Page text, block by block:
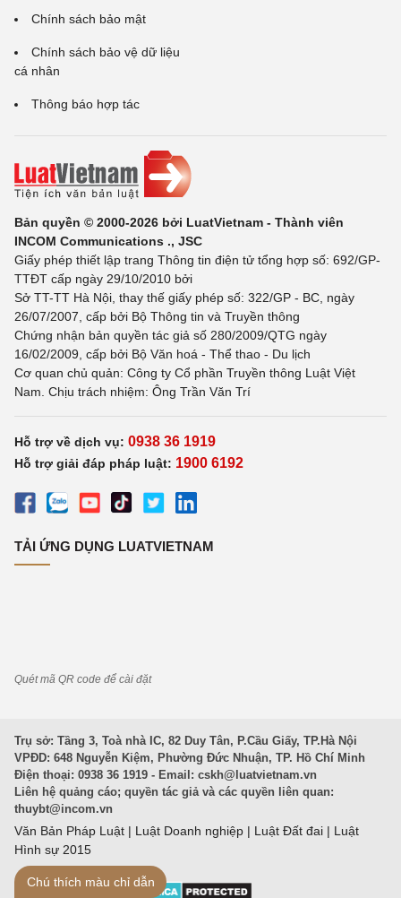
Chính sách bảo mật
Chính sách bảo vệ dữ liệu
cá nhân
Thông báo hợp tác
Bản quyền © 2000-2026 bởi LuatVietnam - Thành viên
INCOM Communications ., JSC
Giấy phép thiết lập trang Thông tin điện tử tổng hợp số: 692/GP-
TTĐT cấp ngày 29/10/2010 bởi
Sở TT-TT Hà Nội, thay thế giấy phép số: 322/GP - BC, ngày
26/07/2007, cấp bởi Bộ Thông tin và Truyền thông
Chứng nhận bản quyền tác giả số 280/2009/QTG ngày
16/02/2009, cấp bởi Bộ Văn hoá - Thể thao - Du lịch
Cơ quan chủ quản: Công ty Cổ phần Truyền thông Luật Việt
Nam. Chịu trách nhiệm: Ông Trần Văn Trí
Hỗ trợ về dịch vụ: 0938 36 1919
Hỗ trợ giải đáp pháp luật: 1900 6192
TẢI ỨNG DỤNG LUATVIETNAM
Quét mã QR code để cài đặt
Trụ sở: Tầng 3, Toà nhà IC, 82 Duy Tân, P.Cầu Giấy, TP.Hà Nội
VPĐD: 648 Nguyễn Kiệm, Phường Đức Nhuận, TP. Hồ Chí Minh
Điện thoại: 0938 36 1919 - Email: cskh@luatvietnam.vn
Liên hệ quảng cáo; quyền tác giả và các quyền liên quan:
thuybt@incom.vn
Văn Bản Pháp Luật | Luật Doanh nghiệp | Luật Đất đai | Luật
Hình sự 2015
Chú thích màu chỉ dẫn